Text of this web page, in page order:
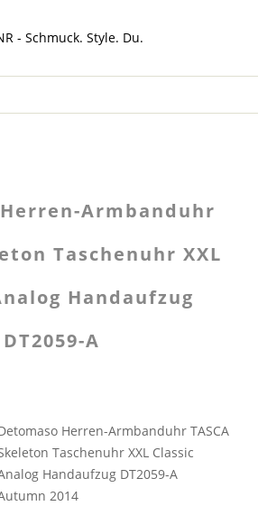
Armbanduhr
Taschenuhr XXL
Handaufzug
DT2059-A
Herren-Armbanduhr TASCA
Taschenuhr XXL Classic
Handaufzug DT2059-A
2014